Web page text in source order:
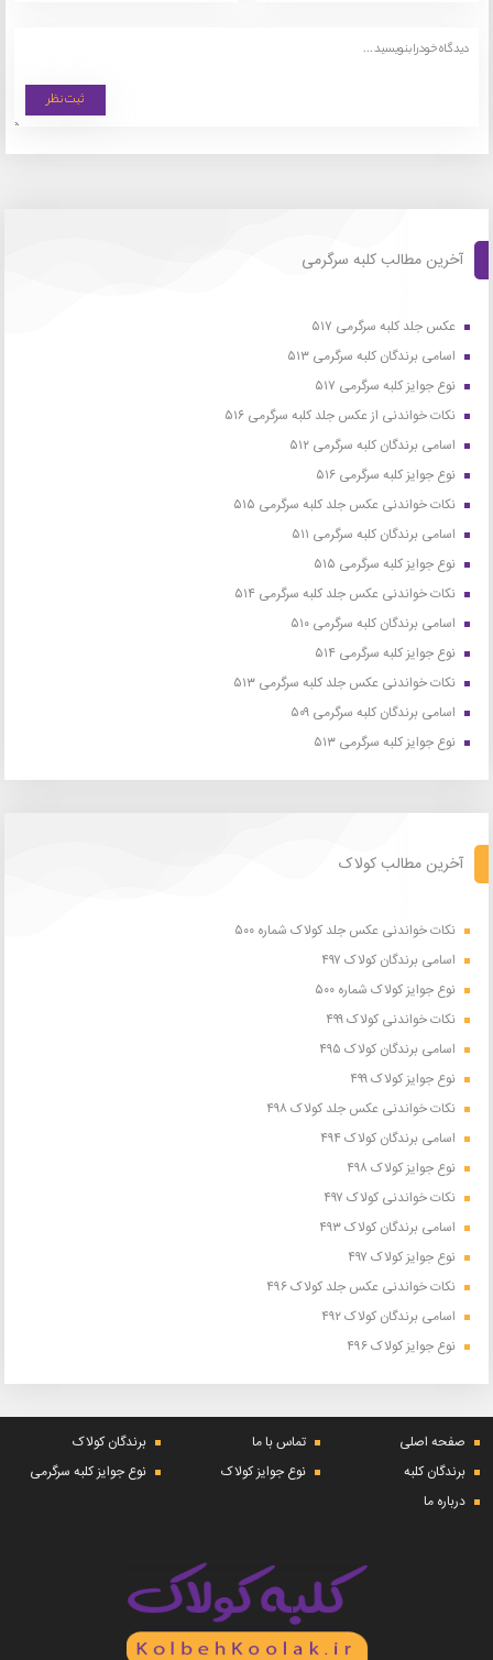
آخرین مطالب کلبه سرگرمی
عکس جلد کلبه سرگرمی ۵۱۷
اسامی برندگان کلبه سرگرمی ۵۱۳
نوع جوایز کلبه سرگرمی ۵۱۷
نکات خواندنی از عکس جلد کلبه سرگرمی ۵۱۶
اسامی برندگان کلبه سرگرمی ۵۱۲
نوع جوایز کلبه سرگرمی ۵۱۶
نکات خواندنی عکس جلد کلبه سرگرمی ۵۱۵
اسامی برندگان کلبه سرگرمی ۵۱۱
نوع جوایز کلبه سرگرمی ۵۱۵
نکات خواندنی عکس جلد کلبه سرگرمی ۵۱۴
اسامی برندگان کلبه سرگرمی ۵۱۰
نوع جوایز کلبه سرگرمی ۵۱۴
نکات خواندنی عکس جلد کلبه سرگرمی ۵۱۳
اسامی برندگان کلبه سرگرمی ۵۰۹
نوع جوایز کلبه سرگرمی ۵۱۳
آخرین مطالب کولاک
نکات خواندنی عکس جلد کولاک شماره ۵۰۰
اسامی برندگان کولاک ۴۹۷
نوع جوایز کولاک شماره ۵۰۰
نکات خواندنی کولاک ۴۹۹
اسامی برندگان کولاک ۴۹۵
نوع جوایز کولاک ۴۹۹
نکات خواندنی عکس جلد کولاک ۴۹۸
اسامی برندگان کولاک ۴۹۴
نوع جوایز کولاک ۴۹۸
نکات خواندنی کولاک ۴۹۷
اسامی برندگان کولاک ۴۹۳
نوع جوایز کولاک ۴۹۷
نکات خواندنی عکس جلد کولاک ۴۹۶
اسامی برندگان کولاک ۴۹۲
نوع جوایز کولاک ۴۹۶
صفحه اصلی تماس با ما
برندگان کولاک
برندگان کلبه
نوع جوایز کولاک
نوع جوایز کلبه سرگرمی
درباره ما